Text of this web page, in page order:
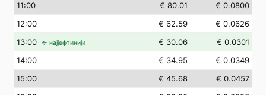
11:00 € 80.01
€ 0.0800
12:00 € 62.59
€ 0.0626
13:00 ← најјефтинији € 30.06
€ 0.0301
14:00 € 34.95
€ 0.0349
15:00 € 45.68
€ 0.0457